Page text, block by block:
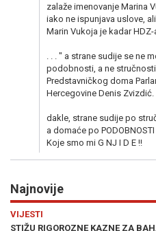
zalaže imenovanje Marina
iako ne ispunjava uslove, ali
Marin Vukoja je kadar HDZ-
. . . " a strane sudije se ne
podobnosti, a ne
Predstavničkog doma
Hercegovine Denis Zvizdić.
dakle, strane sudije po
a domaće po PODOBNOSTI
Koje smo mi G NJ I D E !!
Najnovije
kazne
POLITIKA
MUK I NAKON 90 DANA: